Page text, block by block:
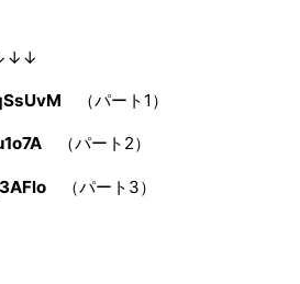
（パート1）
（パート2）
（パート3）